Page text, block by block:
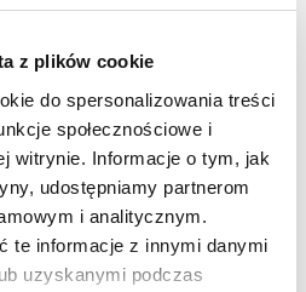
z plików cookie
do spersonalizowania treści
społecznościowe i
witrynie. Informacje o tym, jak
udostępniamy partnerom
i analitycznym.
te informacje z innymi danymi
uzyskanymi podczas